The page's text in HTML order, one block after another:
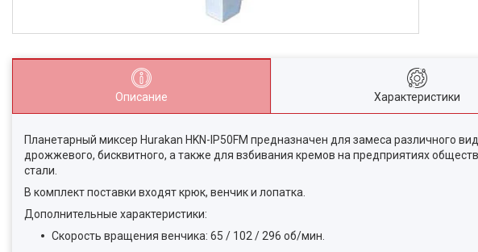
Описание Характеристики
Планетарный миксер Hurakan HKN-IP50FM предназначен для замеса различного
дрожжевого, бисквитного, а также для взбивания кремов на предприятиях
стали.
В комплект поставки входят крюк, венчик и лопатка.
Дополнительные характеристики:
Скорость вращения венчика: 65 / 102 / 296 об/мин.